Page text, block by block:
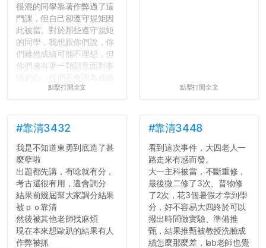
很混的同學靠著作弊過了這
門課，但自己卻遵守規矩因
此被當。對於那些遵守規矩
的同學，我想跟你們說，你
們雖然成績可能不理想，但
你們擁有著一顆願意面對事
壓力而選擇逃避(作弊)，在
績無法體現你們的努力，但
往後你們正直的態度一定會
讓你們在社會上適應得更
好。最後，那些作弊的同
學，你們要瞭解到作弊對你
們而言是沒有任何好處的，
大學是你們唯一可以勇敢認
錯但不需要付出太大代價的
地方，你們在這時候如果不
會學會...
點擊打開全文 點擊打開全文
#靠清3432
我是不知道東勇到底造了甚
麼孽啦
出題都先講，有唸就有分，
考古還很有用，還會調分
結果前幾屆幫大家調分結果
被ｐｏ靠清
然後被其他老師找麻煩
現在本來想歐趴的結果有人
作弊被抓
#靠清3448
看到這次事件，大四老人一
路走來有感而發。
大一主科被當，不斷重修，
最後微二修了3次、普物修
了2次，花3個暑假才拿到學
分，好不容易大四終於可以
撥出時間做實驗、準備推
甄，結果推甄被教授洗臉成
績怎麼那麼差，lab老師也覺